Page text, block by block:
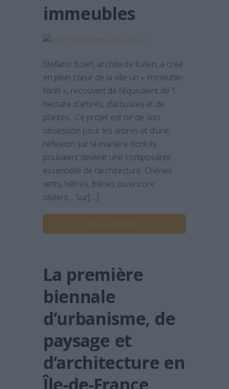
immeubles
Stefano Boeri, architecte italien, a créé
en plein cœur de la ville un « immeuble-
forêt », recouvert de l’équivalent de 1
hectare d’arbres, d’arbustes et de
plantes. Ce projet est né de son
obsession pour les arbres et d’une
réflexion sur la manière dont ils
pouvaient devenir une composante
essentielle de l’architecture. Chênes
verts, hêtres, frênes ou encore
oliviers… Sur[…]
En savoir plus
La première
biennale
d’urbanisme, de
paysage et
d’architecture en